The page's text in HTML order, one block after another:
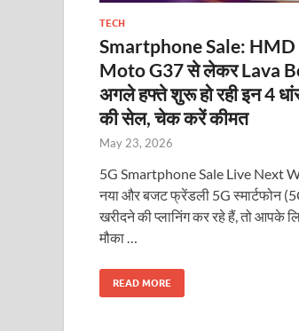
TECH
Smartphone Sale: HMD
Moto G37 से लेकर Lava
अगले हफ्ते शुरू हो रही इन 4
की सेल, चेक करें कीमत
May 23, 2026
5G Smartphone Sale Live Next
नया और बजट फ्रेंडली 5G स्मार्टफोन
खरीदने की प्लानिंग कर रहे हैं, तो आपके
मौका …
READ MORE